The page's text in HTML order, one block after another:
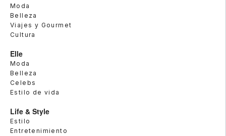
Moda
Belleza
Viajes y Gourmet
Cultura
Elle
Moda
Belleza
Celebs
Estilo de vida
Life & Style
Estilo
Entretenimiento